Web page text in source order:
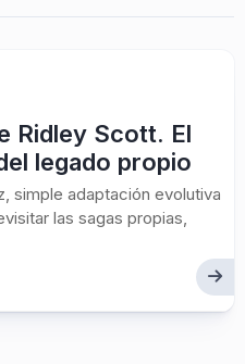
Ridley Scott. El
legado propio
simple adaptación evolutiva
las sagas propias,